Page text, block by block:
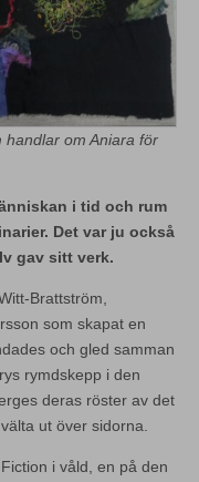
om Aniara för
i tid och rum
Det var ju också
gav sitt verk.
Brattström,
som skapat en
och gled samman
rymdskepp i den
deras röster av det
ut över sidorna.
i våld, en på den